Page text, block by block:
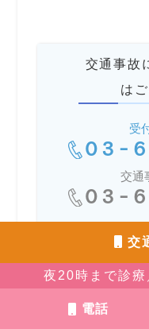
交
夜20時まで診
電話
交通事故
は
受
03-
交通
03-
交通